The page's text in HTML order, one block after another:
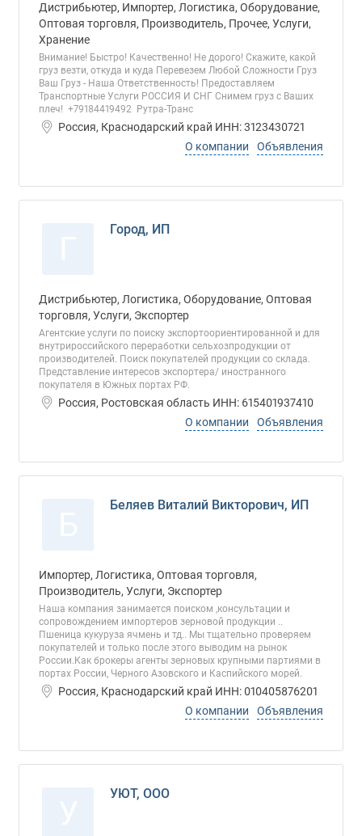
Дистрибьютер, Импортер, Логистика, Оборудование,
Оптовая торговля, Производитель, Прочее, Услуги,
Хранение
Внимание! Быстро! Качественно! Не дорого! Скажите, какой
груз везти, откуда и куда Перевезем Любой Сложности Груз
Ваш Груз - Наша Ответственность! Предоставляем
Транспортные Услуги РОССИЯ И СНГ Снимем груз с Ваших
плеч! +79184419492 Рутра-Транс
Россия, Краснодарский край ИНН: 3123430721
О компании
Объявления
Город, ИП
Дистрибьютер, Логистика, Оборудование, Оптовая
торговля, Услуги, Экспортер
Агентские услуги по поиску экспортоориентированной и для
внутрироссийского переработки сельхозпродукции от
производителей. Поиск покупателей продукции со склада.
Представление интересов экспортера/ иностранного
покупателя в Южных портах РФ.
Россия, Ростовская область ИНН: 615401937410
О компании
Объявления
Беляев Виталий Викторович, ИП
Импортер, Логистика, Оптовая торговля,
Производитель, Услуги, Экспортер
Наша компания занимается поиском ,консультации и
сопровождением импортеров зерновой продукции ..
Пшеница кукуруза ячмень и тд.. Мы тщательно проверяем
покупателей и только после этого выводим на рынок
России.Как брокеры агенты зерновых крупными партиями в
портах России, Черного Азовского и Каспийского морей.
Россия, Краснодарский край ИНН: 010405876201
О компании
Объявления
УЮТ, ООО